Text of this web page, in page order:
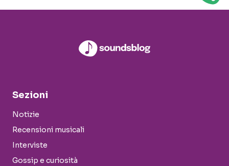
Sezioni
Notizie
Recensioni musicali
Interviste
Gossip e curiosità